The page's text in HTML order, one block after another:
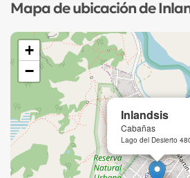
Mapa de ubicación de
Inlandsis
Cabañas
Lago del Desierto
+
−